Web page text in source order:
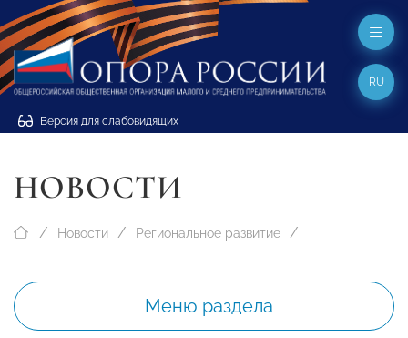
Версия для слабовидящих
RU
НОВОСТИ
Новости Региональное развитие
Меню раздела